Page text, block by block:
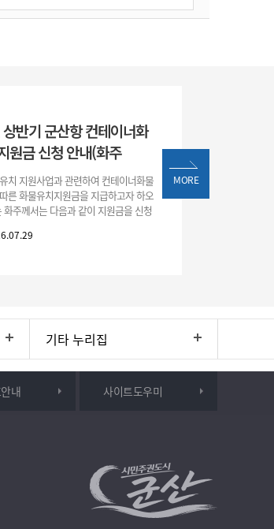
반기 군산항 컨테이너화
원금 신청 안내(화주
치 지원사업과 관련하여 컨테이너화물
른 화물유치지원금을 지급하고자 하오
화주께서는 다음과 같이 지원금을 신청
MORE
기타 누리집
내 사이트도우미